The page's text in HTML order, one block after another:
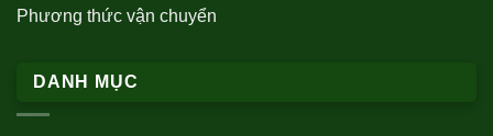
Phương thức vận chuyển
DANH MỤC